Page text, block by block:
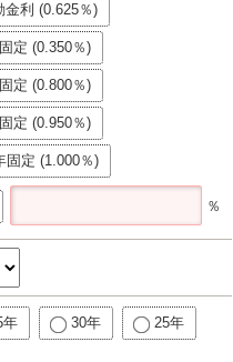
利 (0.625％)
定 (0.350％)
定 (0.800％)
定 (0.950％)
定 (1.000％)
％
年 30年 25年